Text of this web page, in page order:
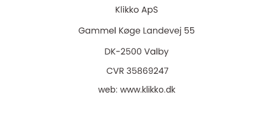
web: www.klikko.dk